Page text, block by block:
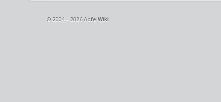
© 2004 – 2026 ApfelWiki